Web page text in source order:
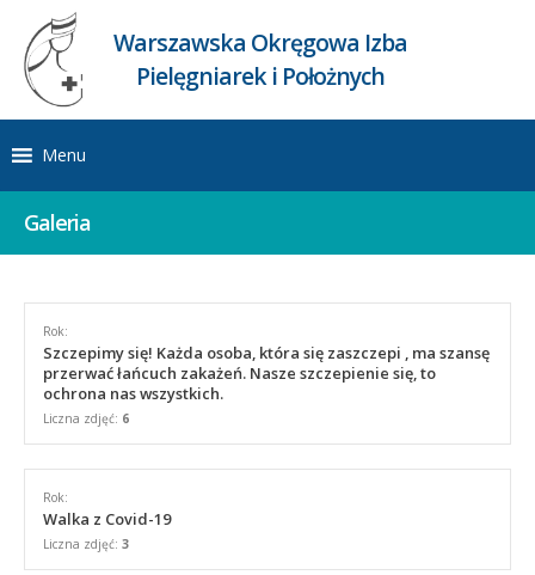
Warszawska Okręgowa Izba
Pielęgniarek i Położnych
Menu
Galeria
Rok:
Szczepimy się! Każda osoba, która się zaszczepi , ma szansę
przerwać łańcuch zakażeń. Nasze szczepienie się, to
ochrona nas wszystkich.
Liczna zdjęć: 6
Rok:
Walka z Covid-19
Liczna zdjęć: 3